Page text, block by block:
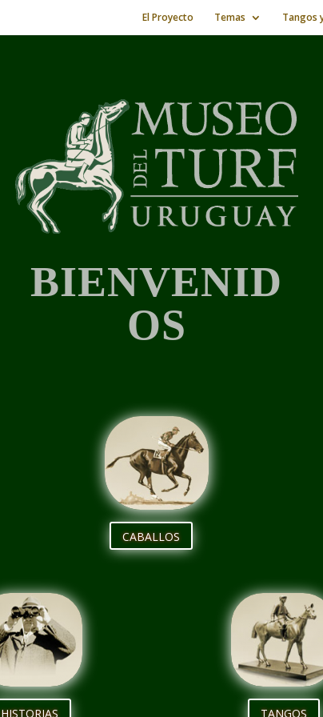
El Proyecto Temas Tangos
BIENVENID
OS
CABALLOS
HISTORIAS TANGOS